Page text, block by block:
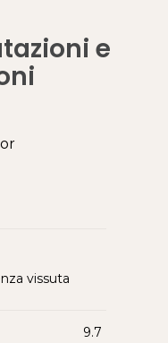
e
vissuta
9.7